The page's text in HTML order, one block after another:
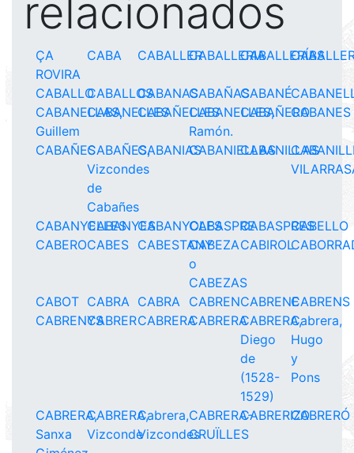
relacionados
ÇA
ROVIRA
CABA CABALLERCABALLERIACABALLERÍAS
CABALLOCABALLOSCABANASCABAÑASCABANÉ
CABANELLAS,
Guillem
CABANELLESCABAÑELLESCABANELLES,
Ramón.
CABAÑEROCABANES
CABAÑESCABAÑES,
Vizcondes
de
Cabañes
CABANIASCABANIELLASCABANILLAS
CABANYELLES
CABANYESCABANYOLESCABASPRECABASPRESCABELLO
CABEROCABES CABESTANYCABEZA
o
CABEZAS
CABIROL
CABOT CABRA CABRA CABRENCABRENECABRENS
CABRENYSCABRERCABRERACABRERACABRERA,
Diego
de
(1528-
1529)
Cabrera,
Hugo
y
Pons
CABRERA,
Sanxa
CABRERA,
Vizconde
Cabrera,
Vizcondes
CABRERA-
CRUÏLLES
CABRERIZOCABRERÓ